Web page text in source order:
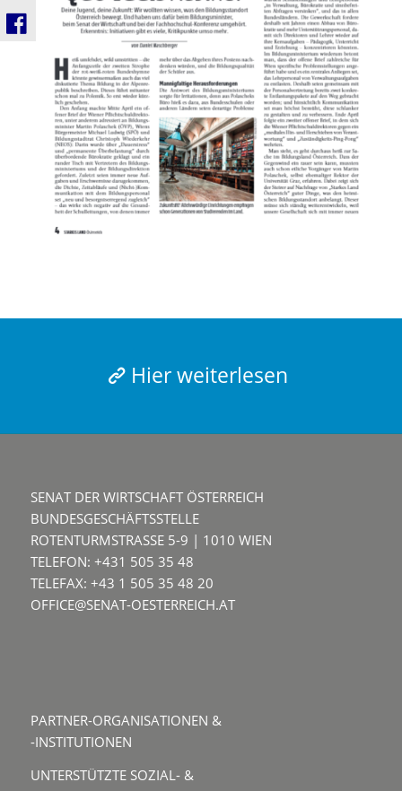
Hier weiterlesen
SENAT DER WIRTSCHAFT ÖSTERREICH
BUNDESGESCHÄFTSSTELLE
ROTENTURMSTRASSE 5-9 | 1010 WIEN
TELEFON: +431 505 35 48
TELEFAX: +43 1 505 35 48 20
OFFICE@SENAT-OESTERREICH.AT
PARTNER-ORGANISATIONEN &
-INSTITUTIONEN
UNTERSTÜTZTE SOZIAL- &